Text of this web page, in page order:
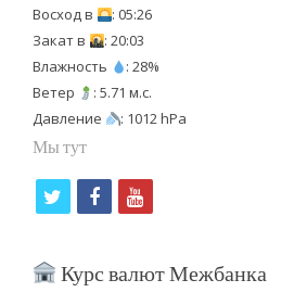
Восход в
: 05:26
Закат в
: 20:03
Влажность
: 28%
Ветер
: 5.71 м.с.
Давление
: 1012 hPa
Мы тут
i
f
c
y
u
Курс валют Межбанка